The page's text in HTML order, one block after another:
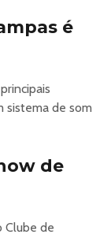
diversão
ou
é
sistema de som
de
Clube de